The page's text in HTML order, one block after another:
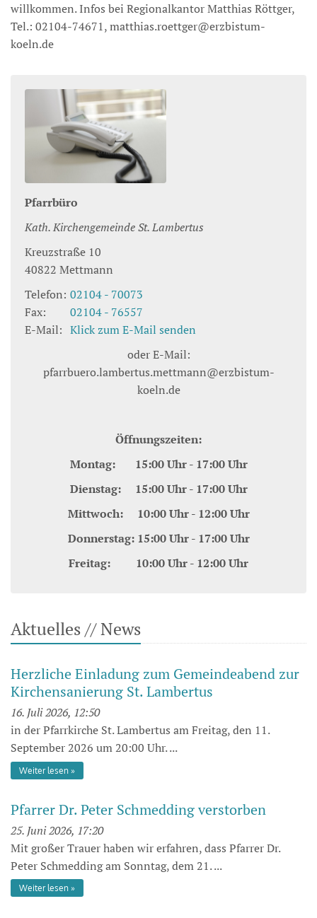
willkommen. Infos bei Regionalkantor Matthias Röttger,
Tel.: 02104-74671, matthias.roettger@erzbistum-
koeln.de
Pfarrbüro
Kath. Kirchengemeinde St. Lambertus
Kreuzstraße 10
40822 Mettmann
Telefon: 02104 - 70073
Fax:
02104 - 76557
E-Mail: Klick zum E-Mail senden
oder E-Mail:
pfarrbuero.lambertus.mettmann@erzbistum-
koeln.de
Öffnungszeiten:
Montag: 15:00 Uhr - 17:00 Uhr
Dienstag: 15:00 Uhr - 17:00 Uhr
Mittwoch: 10:00 Uhr - 12:00 Uhr
Donnerstag: 15:00 Uhr - 17:00 Uhr
Freitag: 10:00 Uhr - 12:00 Uhr
Aktuelles // News
Herzliche Einladung zum Gemeindeabend zur
Kirchensanierung St. Lambertus
16. Juli 2026, 12:50
in der Pfarrkirche St. Lambertus am Freitag, den 11.
September 2026 um 20:00 Uhr. ...
Weiter lesen
Pfarrer Dr. Peter Schmedding verstorben
25. Juni 2026, 17:20
Mit großer Trauer haben wir erfahren, dass Pfarrer Dr.
Peter Schmedding am Sonntag, dem 21. ...
Weiter lesen